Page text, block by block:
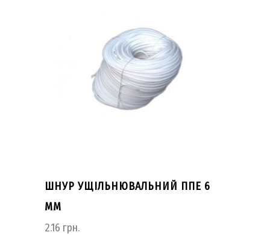
ШНУР УЩІЛЬНЮВАЛЬНИЙ ППЕ 6
ММ
2.16 грн.